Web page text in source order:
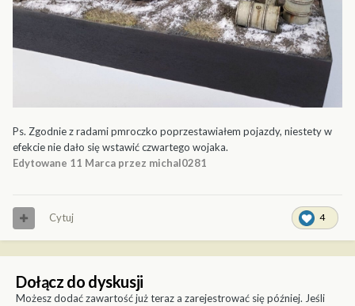
Ps. Zgodnie z radami pmroczko poprzestawiałem pojazdy, niestety w
efekcie nie dało się wstawić czwartego wojaka.
Edytowane 11 Marca przez michal0281
4
Cytuj
Dołącz do dyskusji
Możesz dodać zawartość już teraz a zarejestrować się później. Jeśli